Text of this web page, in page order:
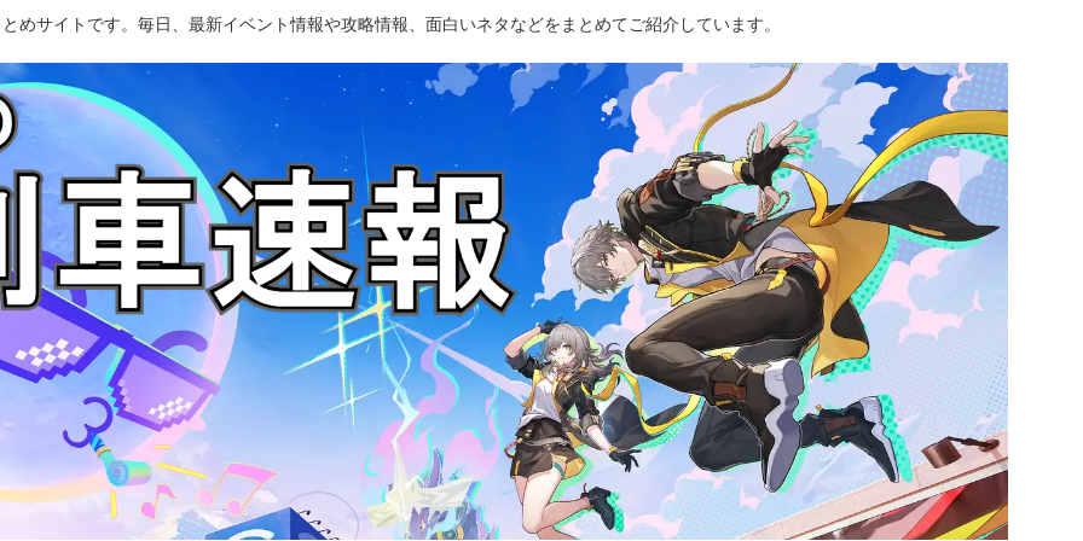
めサイトです。毎日、最新イベント情報や攻略情報、面白いネタなどをまとめてご紹介しています。